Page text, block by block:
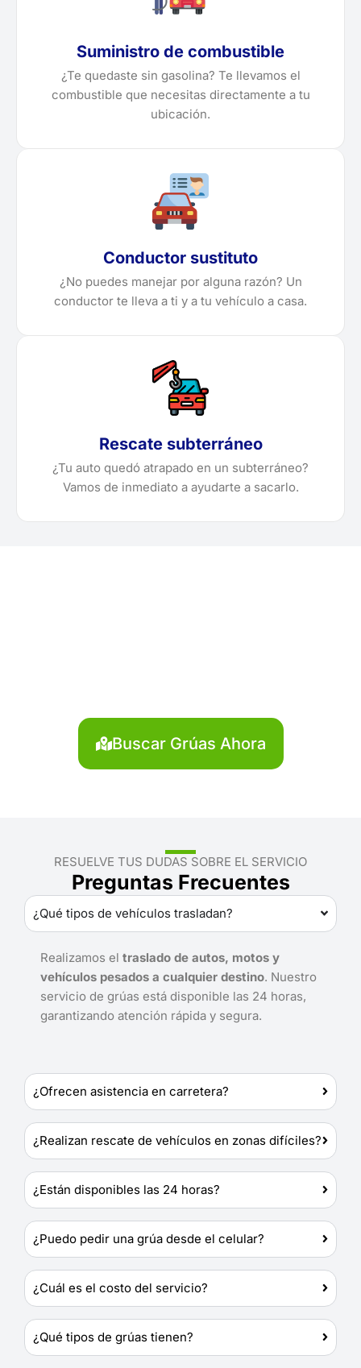
Suministro de combustible
¿Te quedaste sin gasolina? Te llevamos el
combustible que necesitas directamente a tu
ubicación.
Conductor sustituto
¿No puedes manejar por alguna razón? Un
conductor te lleva a ti y a tu vehículo a casa.
Rescate subterráneo
¿Tu auto quedó atrapado en un subterráneo?
Vamos de inmediato a ayudarte a sacarlo.
Buscar Grúas Ahora
RESUELVE TUS DUDAS SOBRE EL SERVICIO
Preguntas Frecuentes
¿Qué tipos de vehículos trasladan?
Realizamos el traslado de autos, motos y
vehículos pesados a cualquier destino. Nuestro
servicio de grúas está disponible las 24 horas,
garantizando atención rápida y segura.
¿Ofrecen asistencia en carretera?
¿Realizan rescate de vehículos en zonas difíciles?
¿Están disponibles las 24 horas?
¿Puedo pedir una grúa desde el celular?
¿Cuál es el costo del servicio?
¿Qué tipos de grúas tienen?